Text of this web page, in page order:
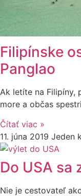
Filipínske
Panglao
Ak letíte na Filipíny,
more a občas
Čítať viac »
11. júna 2019 Jeden
Do USA sa
Nie je cestovateľ